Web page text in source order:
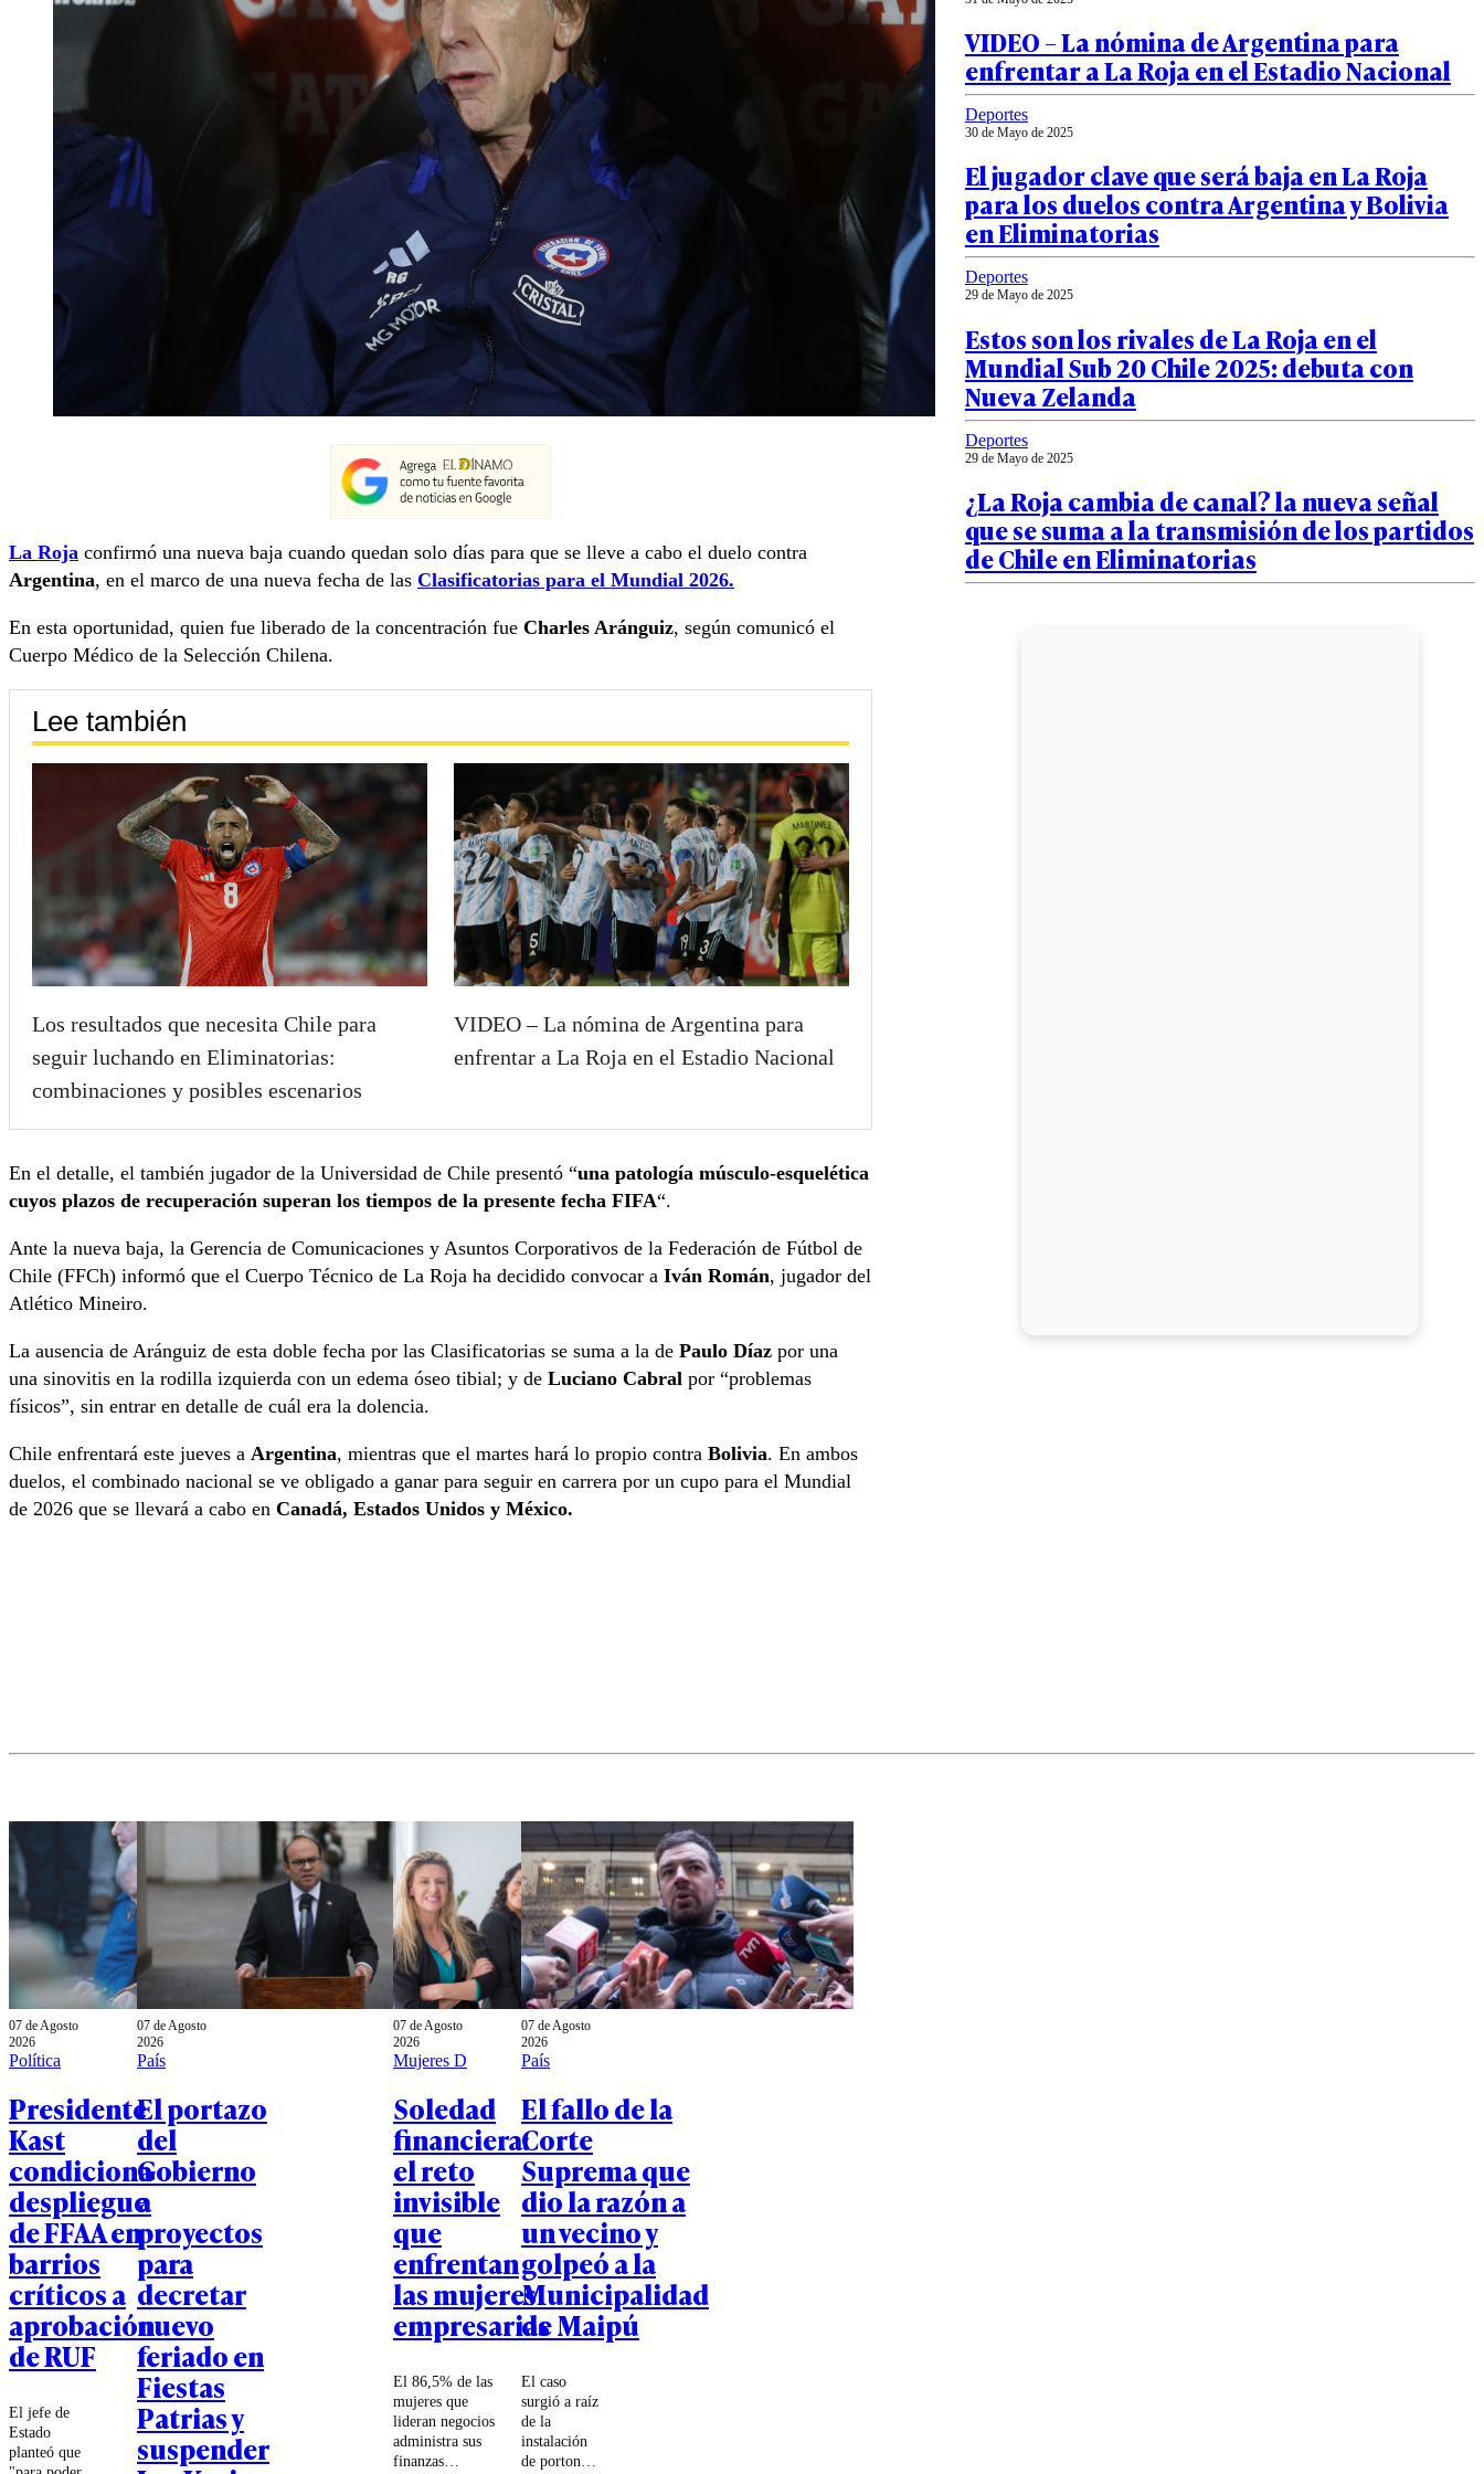
La Roja confirmó una nueva baja cuando quedan solo días para que se lleve a cabo el duelo contra
Argentina, en el marco de una nueva fecha de las Clasificatorias para el Mundial 2026.
En esta oportunidad, quien fue liberado de la concentración fue Charles Aránguiz, según comunicó el
Cuerpo Médico de la Selección Chilena.
Lee también
Los resultados que necesita Chile para
seguir luchando en Eliminatorias:
combinaciones y posibles escenarios
VIDEO – La nómina de Argentina para
enfrentar a La Roja en el Estadio Nacional
En el detalle, el también jugador de la Universidad de Chile presentó “una patología músculo-esquelética
cuyos plazos de recuperación superan los tiempos de la presente fecha FIFA“.
Ante la nueva baja, la Gerencia de Comunicaciones y Asuntos Corporativos de la Federación de Fútbol de
Chile (FFCh) informó que el Cuerpo Técnico de La Roja ha decidido convocar a Iván Román, jugador del
Atlético Mineiro.
La ausencia de Aránguiz de esta doble fecha por las Clasificatorias se suma a la de Paulo Díaz por una
una sinovitis en la rodilla izquierda con un edema óseo tibial; y de Luciano Cabral por “problemas
físicos”, sin entrar en detalle de cuál era la dolencia.
Chile enfrentará este jueves a Argentina, mientras que el martes hará lo propio contra Bolivia. En ambos
duelos, el combinado nacional se ve obligado a ganar para seguir en carrera por un cupo para el Mundial
de 2026 que se llevará a cabo en Canadá, Estados Unidos y México.
VIDEO – La nómina de Argentina para
enfrentar a La Roja en el Estadio Nacional
Deportes
30 de Mayo de 2025
El jugador clave que será baja en La Roja
para los duelos contra Argentina y Bolivia
en Eliminatorias
Deportes
29 de Mayo de 2025
Estos son los rivales de La Roja en el
Mundial Sub 20 Chile 2025: debuta con
Nueva Zelanda
Deportes
29 de Mayo de 2025
¿La Roja cambia de canal? la nueva señal
que se suma a la transmisión de los partidos
de Chile en Eliminatorias
07 de Agosto
2026
Política
Presidente
Kast
condiciona
despliegue
de FFAA en
barrios
críticos a
aprobación
de RUF
El jefe de
Estado
planteó que
07 de Agosto
2026
País
El portazo
del
Gobierno
a
proyectos
para
decretar
nuevo
feriado en
Fiestas
Patrias y
suspender
07 de Agosto
2026
Mujeres D
Soledad
financiera:
el reto
invisible
que
enfrentan
las mujeres
empresarias
El 86,5% de las
mujeres que
lideran negocios
administra sus
finanzas
07 de Agosto
2026
País
El fallo de la
Corte
Suprema que
dio la razón a
un vecino y
golpeó a la
Municipalidad
de Maipú
El caso
surgió a raíz
de la
instalación
de portones